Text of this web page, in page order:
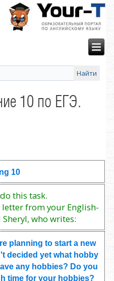
10 по ЕГЭ.
10
this task.
letter from your English-
who writes:
planning to start a new
decided yet what hobby
any hobbies? Do you
time for your hobbies?